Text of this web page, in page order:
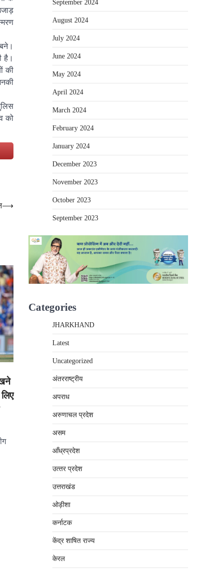
है।
की
को
⟶
September 2024
August 2024
July 2024
June 2024
May 2024
April 2024
March 2024
February 2024
January 2024
December 2023
November 2023
October 2023
September 2023
Categories
JHARKHAND
Latest
Uncategorized
अंतरराष्‍ट्रीय
अपराध
अरुणाचल प्रदेश
असम
आँध्रप्रदेश
उत्‍तर प्रदेश
उत्तराखंड
ओड़ीशा
कर्नाटक
केंद्र शाषित राज्य
केरल